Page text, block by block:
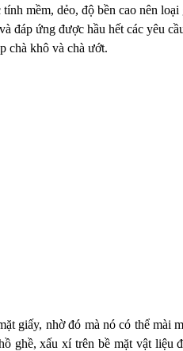
mềm, dẻo, độ bền cao nên loại
đáp ứng được hầu hết các yêu
chà khô và chà ướt.
giấy, nhờ đó mà nó có thể mài
ghề, xấu xí trên bề mặt vật liệu